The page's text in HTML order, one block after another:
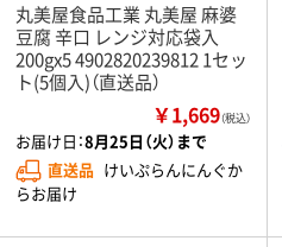
丸美屋食品工業 丸美屋 麻婆
豆腐 辛口 レンジ対応袋入
200gx5 4902820239812 1セッ
ト(5個入)（直送品）
￥1,669（税込）
お届け日：8月25日（火）まで
直送品 けいぷらんにんぐか
らお届け